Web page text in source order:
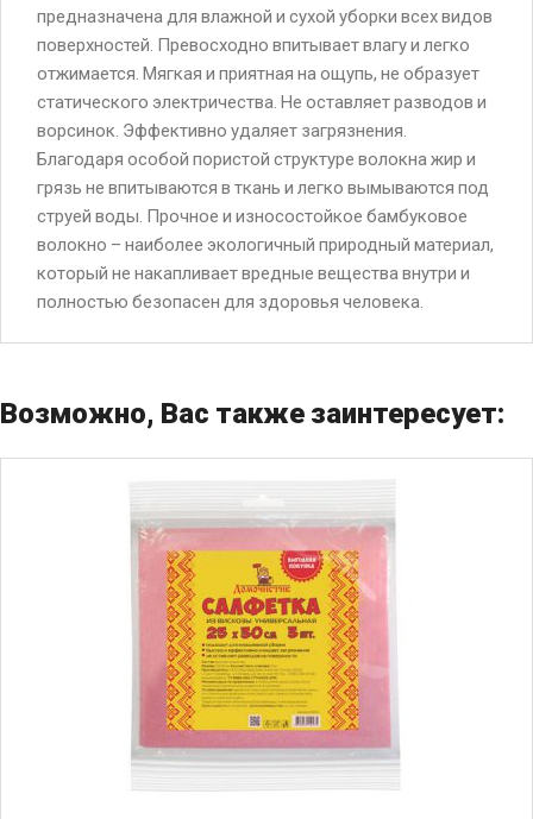
предназначена для влажной и сухой уборки всех видов
поверхностей. Превосходно впитывает влагу и легко
отжимается. Мягкая и приятная на ощупь, не образует
статического электричества. Не оставляет разводов и
ворсинок. Эффективно удаляет загрязнения.
Благодаря особой пористой структуре волокна жир и
грязь не впитываются в ткань и легко вымываются под
струей воды. Прочное и износостойкое бамбуковое
волокно – наиболее экологичный природный материал,
который не накапливает вредные вещества внутри и
полностью безопасен для здоровья человека.
Возможно, Вас также заинтересует: